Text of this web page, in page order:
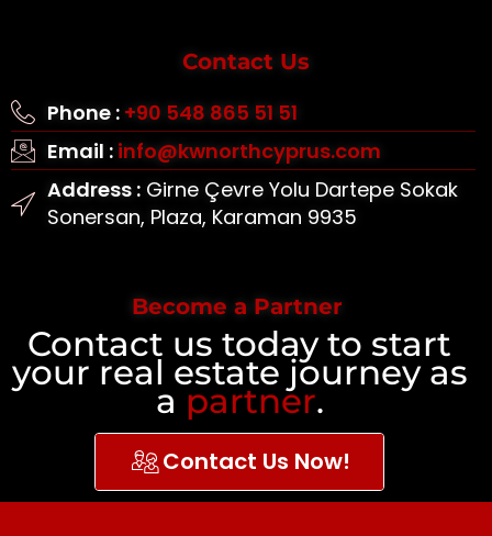
Contact Us
Phone : +90 548 865 51 51
Email : info@kwnorthcyprus.com
Address :Girne Çevre Yolu Dartepe Sokak
Sonersan, Plaza, Karaman 9935
Become a Partner
Contact us today to start
your real estate journey as
a partner.
Contact Us Now!